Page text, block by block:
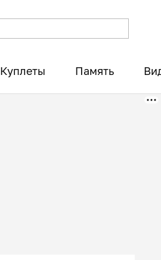
Куплеты Память